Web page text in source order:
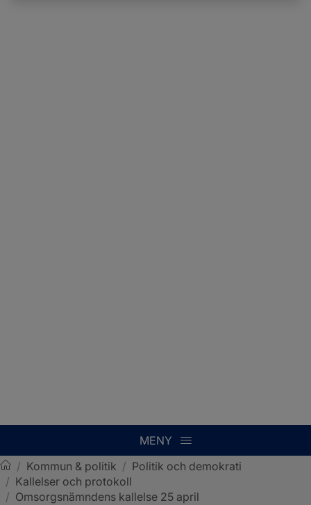
MENY
Sotenäs kommun
/ Kommun & politik / Politik och demokrati
/ Kallelser och protokoll
/ Omsorgsnämndens kallelse 25 april